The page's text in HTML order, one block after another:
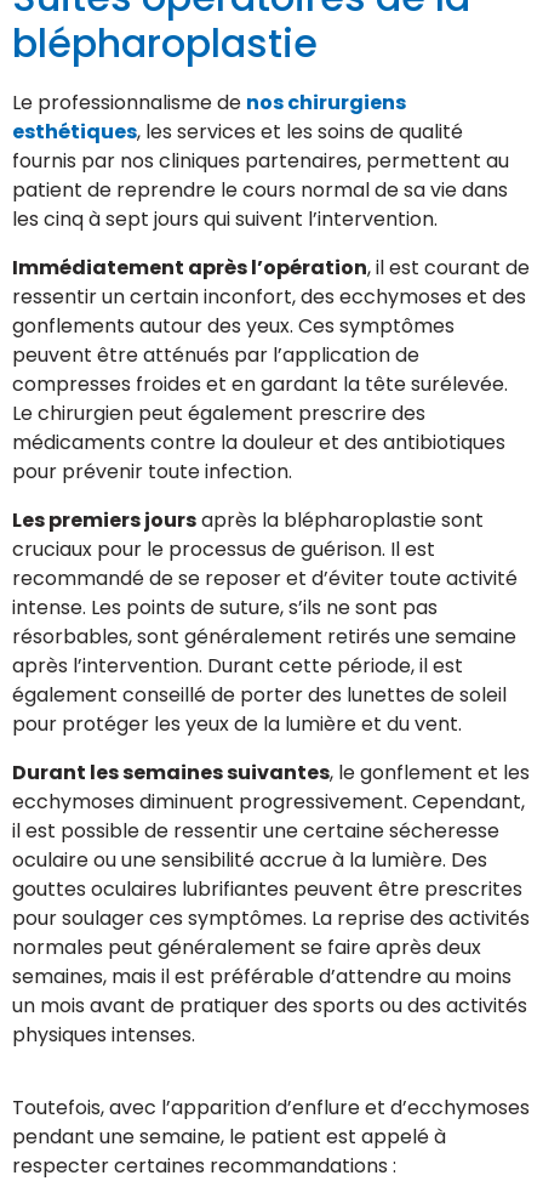
blépharoplastie
Le professionnalisme de nos chirurgiens
esthétiques, les services et les soins de qualité
fournis par nos cliniques partenaires, permettent au
patient de reprendre le cours normal de sa vie dans
les cinq à sept jours qui suivent l’intervention.
Immédiatement après l’opération, il est courant de
ressentir un certain inconfort, des ecchymoses et des
gonflements autour des yeux. Ces symptômes
peuvent être atténués par l’application de
compresses froides et en gardant la tête surélevée.
Le chirurgien peut également prescrire des
médicaments contre la douleur et des antibiotiques
pour prévenir toute infection.
Les premiers joursaprès la blépharoplastie sont
cruciaux pour le processus de guérison. Il est
recommandé de se reposer et d’éviter toute activité
intense. Les points de suture, s’ils ne sont pas
résorbables, sont généralement retirés une semaine
après l’intervention. Durant cette période, il est
également conseillé de porter des lunettes de soleil
pour protéger les yeux de la lumière et du vent.
Durant les semaines suivantes, le gonflement et les
ecchymoses diminuent progressivement. Cependant,
il est possible de ressentir une certaine sécheresse
oculaire ou une sensibilité accrue à la lumière. Des
gouttes oculaires lubrifiantes peuvent être prescrites
pour soulager ces symptômes. La reprise des activités
normales peut généralement se faire après deux
semaines, mais il est préférable d’attendre au moins
un mois avant de pratiquer des sports ou des activités
physiques intenses.
Toutefois, avec l’apparition d’enflure et d’ecchymoses
pendant une semaine, le patient est appelé à
respecter certaines recommandations :